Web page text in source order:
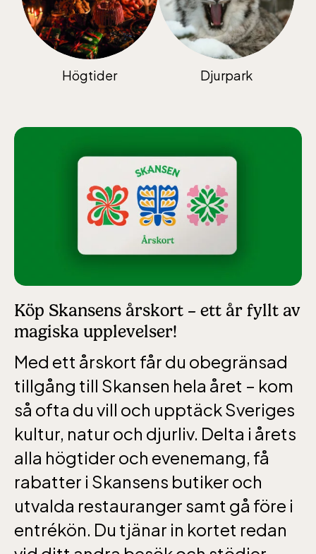
Högtider Djurpark
Köp Skansens årskort – ett år fyllt av
magiska upplevelser!
Med ett årskort får du obegränsad
tillgång till Skansen hela året – kom
så ofta du vill och upptäck Sveriges
kultur, natur och djurliv. Delta i årets
alla högtider och evenemang, få
rabatter i Skansens butiker och
utvalda restauranger samt gå före i
entrékön. Du tjänar in kortet redan